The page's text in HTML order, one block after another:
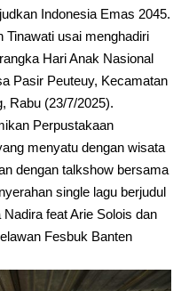
Indonesia Emas 2045.
Tinawati usai menghadiri
Hari Anak Nasional
Pasir Peuteuy, Kecamatan
Rabu (23/7/2025).
Perpustakaan
menyatu dengan wisata
dengan talkshow bersama
single lagu berjudul
feat Arie Solois dan
Fesbuk Banten